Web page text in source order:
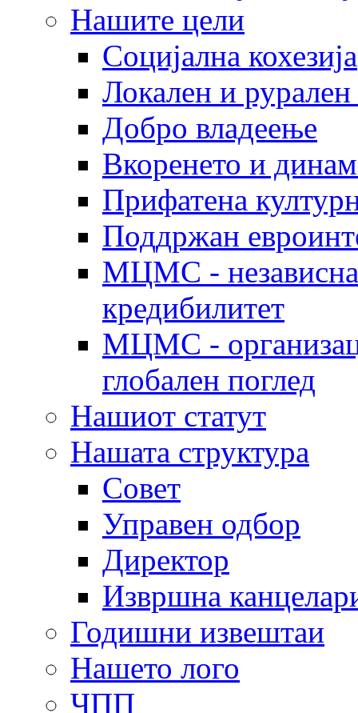
Нашите цели
Социјална кохезија
Локален и рурален
Добро владеење
Вкоренето и
Прифатена
Поддржан
МЦМС - независна
кредибилитет
МЦМС -
глобален поглед
Нашиот статут
Нашата структура
Совет
Управен одбор
Директор
Извршна
Годишни извештаи
Нашето лого
ЧПП